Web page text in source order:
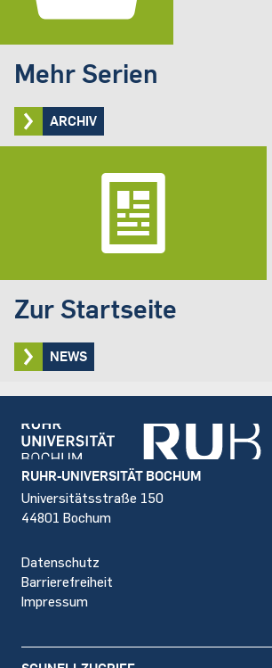
Mehr Serien
ARCHIV
Zur Startseite
NEWS
Footer
RUHR-UNIVERSITÄT BOCHUM
Universitätsstraße 150
44801 Bochum
Datenschutz
Barrierefreiheit
Impressum